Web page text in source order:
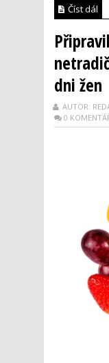
Číst dál
dni žen
AUTOR:
0